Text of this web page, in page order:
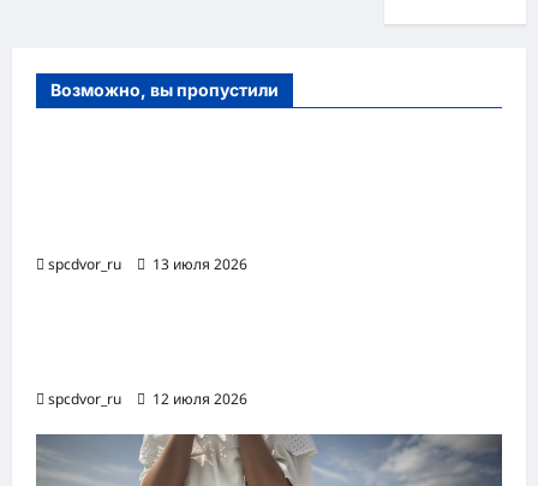
Возможно, вы пропустили
spcdvor_ru 13 июля 2026
spcdvor_ru 12 июля 2026